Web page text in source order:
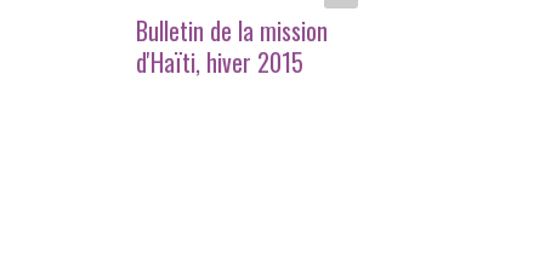
Bulletin de la mission
d'Haïti, hiver 2015